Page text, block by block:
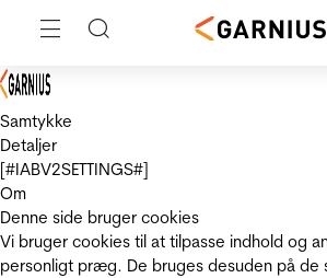
Samtykke
Detaljer
[#IABV2SETTINGS#]
Om
Denne side bruger cookies
Vi bruger cookies til at tilpasse indhold og
personligt præg. De bruges desuden på de